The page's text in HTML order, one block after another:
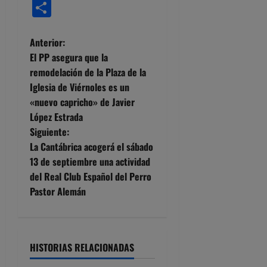
N
a
v
e
g
a
c
ó
Anterior:
El PP asegura que la
remodelación de la Plaza de la
Iglesia de Viérnoles es un
«nuevo capricho» de Javier
López Estrada
Siguiente:
La Cantábrica acogerá el sábado
13 de septiembre una actividad
del Real Club Español del Perro
Pastor Alemán
HISTORIAS RELACIONADAS